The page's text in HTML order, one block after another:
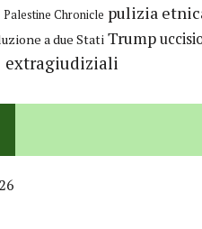
Palestine Chronicle pulizia
a due Stati Trump
extragiudiziali